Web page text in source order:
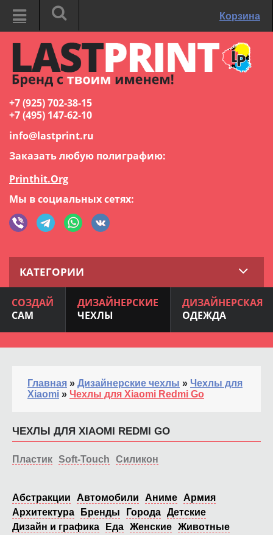
Корзина
+7 (925) 702-38-15
+7 (495) 147-62-10
info@lastprint.ru
Заказать любую полиграфию:
Printhit.Org
Мы в социальных сетях:
КАТЕГОРИИ
СОЗДАЙ
САМ
ДИЗАЙНЕРСКИЕ
ЧЕХЛЫ
ДИЗАЙНЕРСКАЯ
ОДЕЖДА
Главная » Дизайнерские чехлы » Чехлы для
Xiaomi » Чехлы для Xiaomi Redmi Go
ЧЕХЛЫ ДЛЯ XIAOMI REDMI GO
Пластик Soft-Touch Силикон
Абстракции Автомобили Аниме
Армия
Архитектура
Бренды Города Детские
Дизайн и графика
Еда Женские Животные